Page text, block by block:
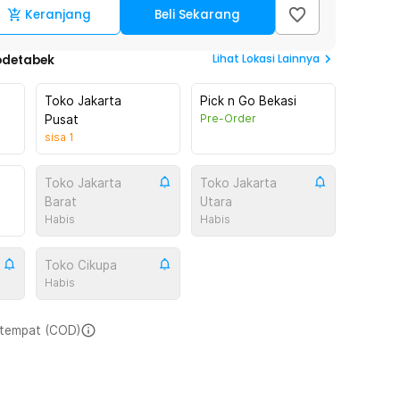
Keranjang Beli Sekarang
Lihat Lokasi Lainnya
Toko Jakarta
Pusat
sisa 1
Pick n Go Bekasi
Pre-Order
Toko Jakarta
Barat
Habis
Toko Jakarta
Utara
Habis
Toko Cikupa
Habis
(COD)